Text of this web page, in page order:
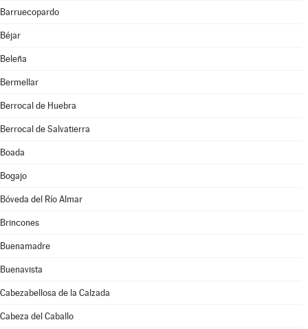
Barruecopardo
Béjar
Beleña
Bermellar
Berrocal de Huebra
Berrocal de Salvatierra
Boada
Bogajo
Bóveda del Río Almar
Brincones
Buenamadre
Buenavista
Cabezabellosa de la Calzada
Cabeza del Caballo